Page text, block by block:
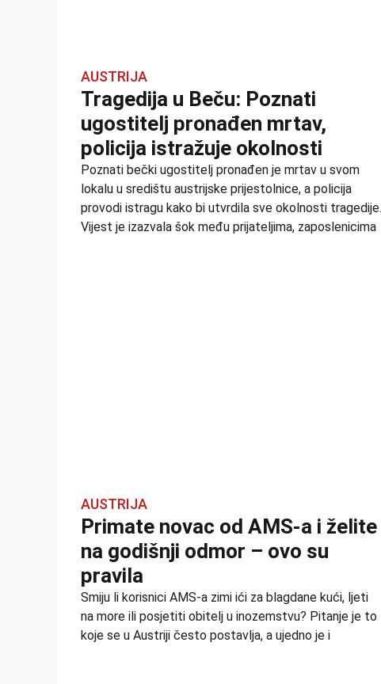
AUSTRIJA
Tragedija u Beču: Poznati
ugostitelj pronađen mrtav,
policija istražuje okolnosti
Poznati bečki ugostitelj pronađen je mrtav u svom
lokalu u središtu austrijske prijestolnice, a policija
provodi istragu kako bi utvrdila sve okolnosti tragedije.
Vijest je izazvala šok među prijateljima, zaposlenicima
AUSTRIJA
Primate novac od AMS-a i želite
na godišnji odmor – ovo su
pravila
Smiju li korisnici AMS-a zimi ići za blagdane kući, ljeti
na more ili posjetiti obitelj u inozemstvu? Pitanje je to
koje se u Austriji često postavlja, a ujedno je i